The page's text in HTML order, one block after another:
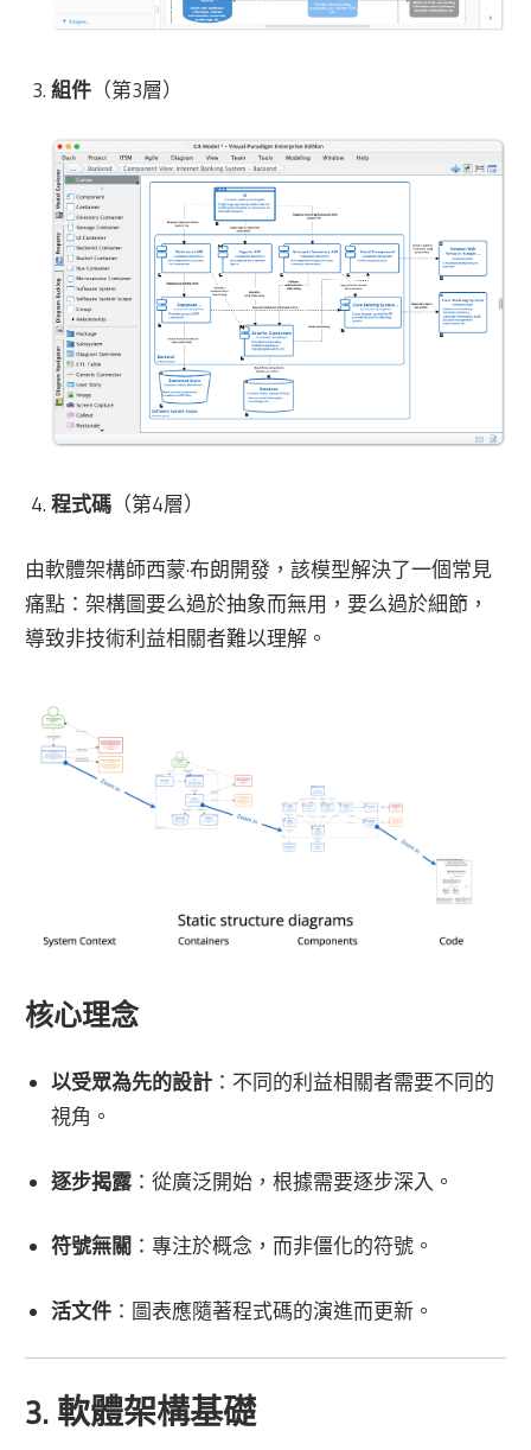
組件（第3層）
程式碼（第4層）
由軟體架構師西蒙·布朗開發，該模型解決了一個常見
痛點：架構圖要么過於抽象而無用，要么過於細節，
導致非技術利益相關者難以理解。
核心理念
以受眾為先的設計：不同的利益相關者需要不同的
視角。
逐步揭露：從廣泛開始，根據需要逐步深入。
符號無關 ：專注於概念，而非僵化的符號。
活文件：圖表應隨著程式碼的演進而更新。
3. 軟體架構基礎